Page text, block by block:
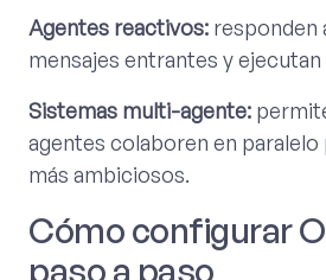
Agentes reactivos: responden
mensajes entrantes y
Sistemas multi-agente:
agentes colaboren en
más ambiciosos.
Cómo configurar
paso a paso